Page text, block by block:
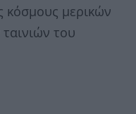
κόσμους μερικών
του